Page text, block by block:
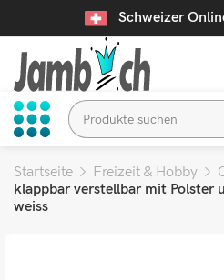
Schweizer
Startseite Freizeit & Hobby
klappbar verstellbar mit Polster
weiss